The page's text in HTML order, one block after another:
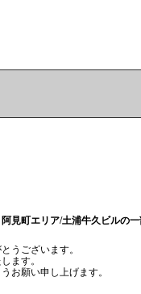
見町エリア/土浦牛久ビルの一
うございます。
ます。
お願い申し上げます。